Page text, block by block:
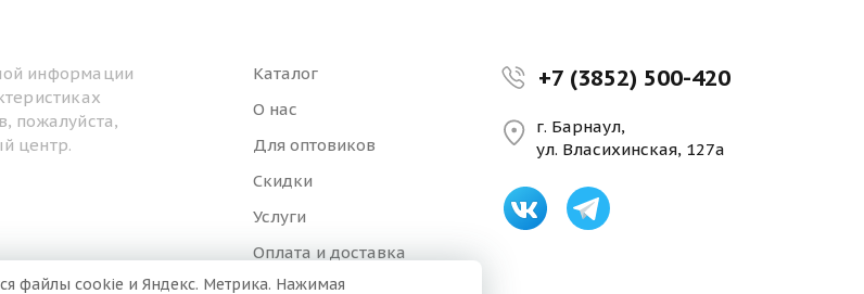
информации
пожалуйста,
центр.
Каталог
О нас
Для оптовиков
Скидки
Услуги
Оплата и доставка
Контакты
+7 (3852) 500-420
г. Барнаул,
ул. Власихинская, 127а
файлы cookie и Яндекс. Метрика. Нажимая